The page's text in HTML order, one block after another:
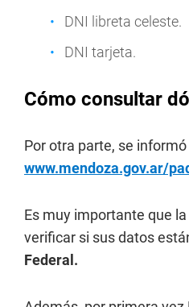
DNI libreta celeste.
DNI tarjeta.
Cómo consultar
Por otra parte, se informó
www.mendoza.gov.ar/
Es muy importante que
verificar si sus datos
Federal.